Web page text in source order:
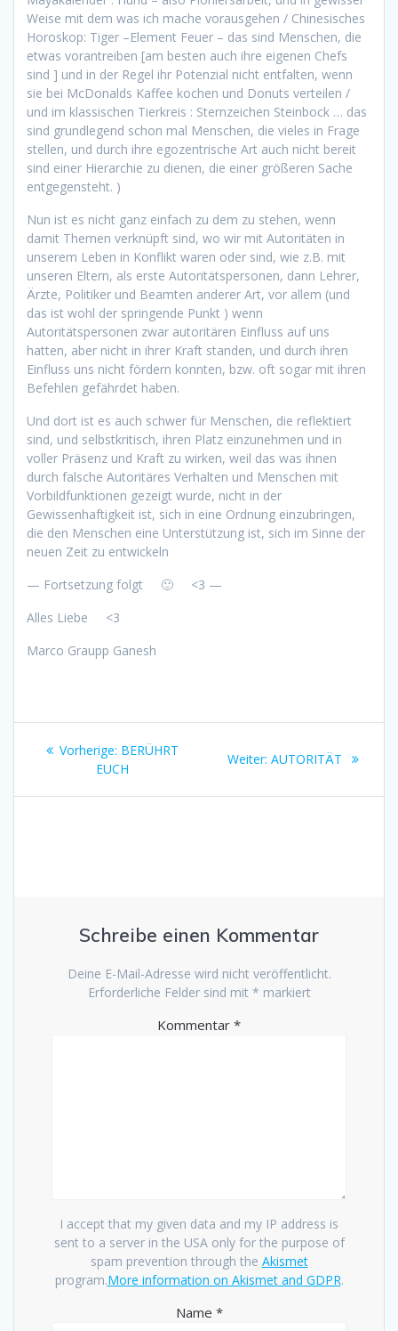
Weise mit dem was ich mache vorausgehen / Chinesisches
Horoskop: Tiger –Element Feuer – das sind Menschen, die
etwas vorantreiben [am besten auch ihre eigenen Chefs
sind ] und in der Regel ihr Potenzial nicht entfalten, wenn
sie bei McDonalds Kaffee kochen und Donuts verteilen /
und im klassischen Tierkreis : Sternzeichen Steinbock … das
sind grundlegend schon mal Menschen, die vieles in Frage
stellen, und durch ihre egozentrische Art auch nicht bereit
sind einer Hierarchie zu dienen, die einer größeren Sache
entgegensteht. )
Nun ist es nicht ganz einfach zu dem zu stehen, wenn
damit Themen verknüpft sind, wo wir mit Autoritäten in
unserem Leben in Konflikt waren oder sind, wie z.B. mit
unseren Eltern, als erste Autoritätspersonen, dann Lehrer,
Ärzte, Politiker und Beamten anderer Art, vor allem (und
das ist wohl der springende Punkt ) wenn
Autoritätspersonen zwar autoritären Einfluss auf uns
hatten, aber nicht in ihrer Kraft standen, und durch ihren
Einfluss uns nicht fördern konnten, bzw. oft sogar mit ihren
Befehlen gefährdet haben.
Und dort ist es auch schwer für Menschen, die reflektiert
sind, und selbstkritisch, ihren Platz einzunehmen und in
voller Präsenz und Kraft zu wirken, weil das was ihnen
durch falsche Autoritäres Verhalten und Menschen mit
Vorbildfunktionen gezeigt wurde, nicht in der
Gewissenhaftigkeit ist, sich in eine Ordnung einzubringen,
die den Menschen eine Unterstützung ist, sich im Sinne der
neuen Zeit zu entwickeln
— Fortsetzung folgt
🙂 <3 —
Alles Liebe
<3
Marco Graupp Ganesh
Beitragsnavigation
Vorherige: Vorheriger
Beitrag:
BERÜHRT
EUCH
Weiter: Nächster
AUTORITÄT
Schreibe einen Kommentar
Deine E-Mail-Adresse wird nicht veröffentlicht.
Erforderliche Felder sind mit * markiert
Kommentar *
I accept that my given data and my IP address is
sent to a server in the USA only for the purpose of
spam prevention through the Akismet
program.More information on Akismet and GDPR.
Name *